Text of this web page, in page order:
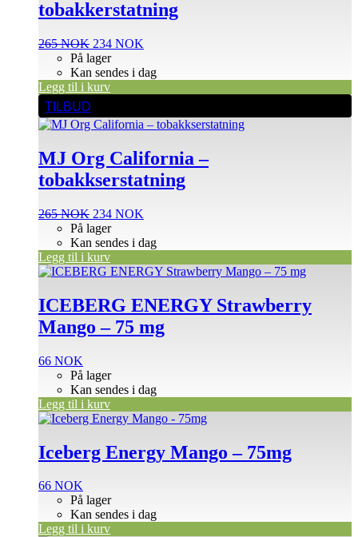
tobakkerstatning
265NOK Opprinnelig
pris
var:
265 NOK.
234 NOK
er:
På lager
Kan sendes i dag
Legg til i kurv
TILBUD
MJ Org California –
tobakkserstatning
265NOK Opprinnelig
pris
var:
265 NOK.
234 NOK
er:
På lager
Kan sendes i dag
Legg til i kurv
ICEBERG ENERGY Strawberry
Mango – 75 mg
66 NOK
På lager
Kan sendes i dag
Legg til i kurv
Iceberg Energy Mango – 75mg
66 NOK
På lager
Kan sendes i dag
Legg til i kurv